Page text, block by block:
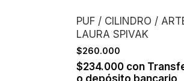
PUF / CILINDRO /
LAURA SPIVAK
$260.000
$234.000 con
o depósito bancario